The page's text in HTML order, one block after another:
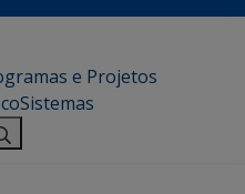
e Projetos
Sistemas